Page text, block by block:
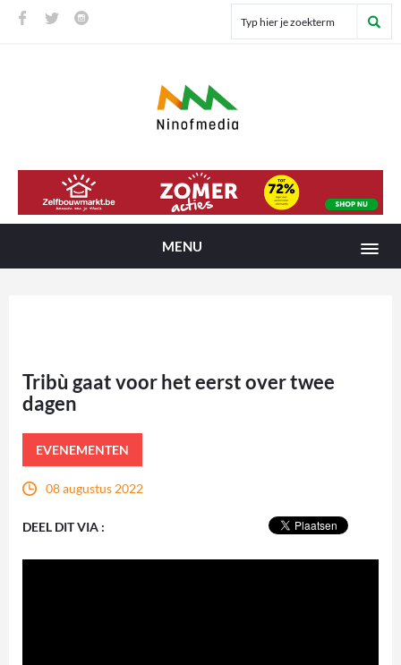
MENU
Tribù gaat voor het eerst over twee
dagen
EVENEMENTEN
08 augustus 2022
DEEL DIT VIA :